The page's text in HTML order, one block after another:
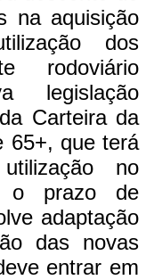
na aquisição
dos
rodoviário
legislação
Carteira da
65+, que terá
no
o prazo de
adaptação
das novas
entrar em